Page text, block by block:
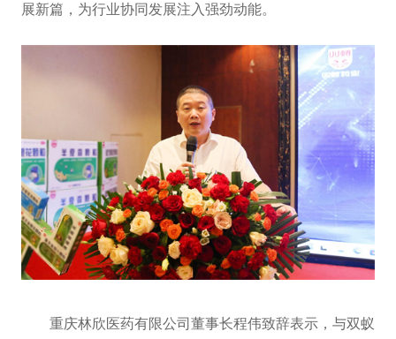
展新篇，为行业协同发展注入强劲动能。
重庆林欣医药有限公司董事长程伟致辞表示，与双蚁